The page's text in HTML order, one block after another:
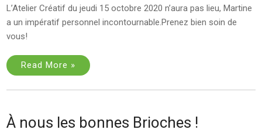
L’Atelier Créatif du jeudi 15 octobre 2020 n’aura pas lieu, Martine
a un impératif personnel incontournable.Prenez bien soin de
vous!
Read More »
À nous les bonnes Brioches !